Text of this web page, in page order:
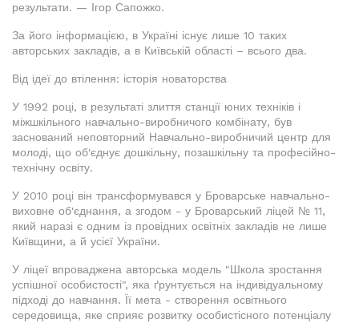
результати. — Ігор Сапожко.
За його інформацією, в Україні існує лише 10 таких
авторських закладів, а в Київській області – всього два.
Від ідеї до втілення: історія новаторства
У 1992 році, в результаті злиття станції юних техніків і
міжшкільного навчально-виробничого комбінату, був
заснований неповторний Навчально-виробничий центр для
молоді, що об'єднує дошкільну, позашкільну та професійно-
технічну освіту.
У 2010 році він трансформувався у Броварське навчально-
виховне об'єднання, а згодом - у Броварський ліцей № 11,
який наразі є одним із провідних освітніх закладів не лише
Київщини, а й усієї України.
У ліцеї впроваджена авторська модель "Школа зростання
успішної особистості", яка ґрунтується на індивідуальному
підході до навчання. Її мета - створення освітнього
середовища, яке сприяє розвитку особистісного потенціалу